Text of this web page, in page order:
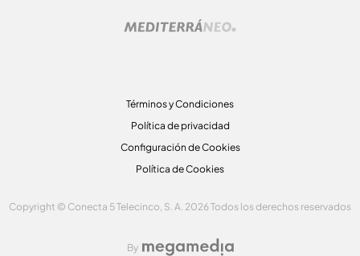
Términos y Condiciones
Política de privacidad
Configuración de Cookies
Política de Cookies
Copyright © Conecta 5 Telecinco, S. A. 2026 Todos los derechos reservados
By